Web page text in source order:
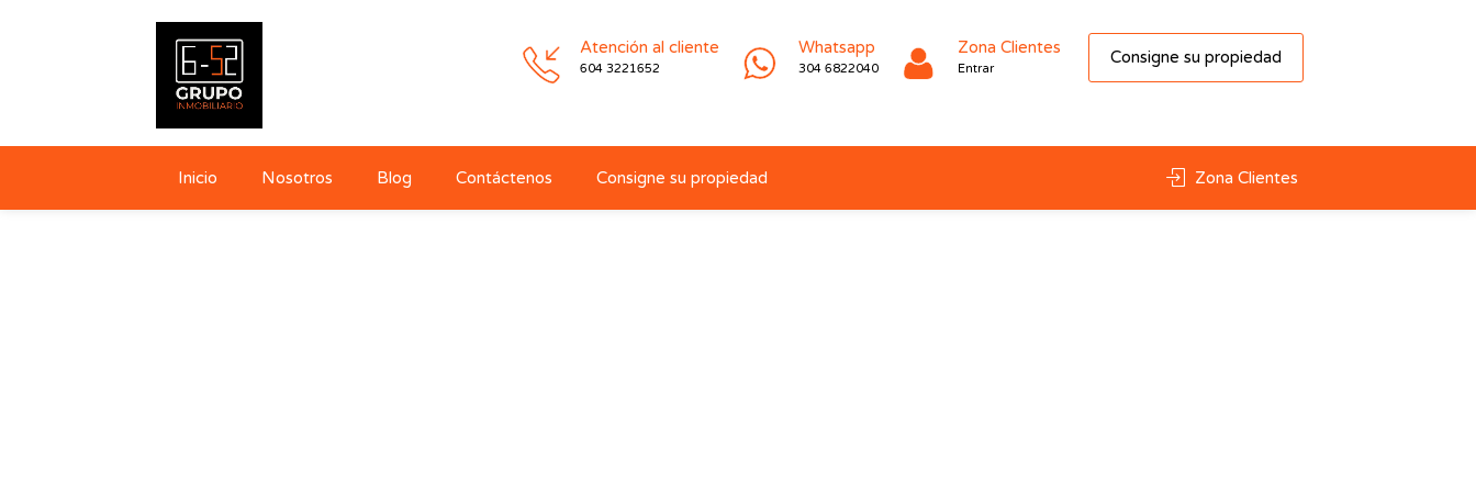
Consigne su propiedad
Atención al cliente
604 3221652
Whatsapp
304 6822040
Zona Clientes
Entrar
Inicio Nosotros Blog Contáctenos Consigne su propiedad Zona Clientes